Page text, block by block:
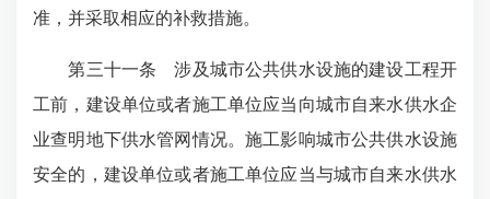
准，并采取相应的补救措施。
第三十一条 涉及城市公共供水设施的建设工程开
工前，建设单位或者施工单位应当向城市自来水供水企
业查明地下供水管网情况。施工影响城市公共供水设施
安全的，建设单位或者施工单位应当与城市自来水供水